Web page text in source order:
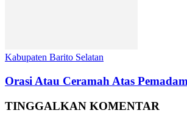
Kabupaten Barito Selatan
Orasi Atau Ceramah Atas
TINGGALKAN KOMENTAR